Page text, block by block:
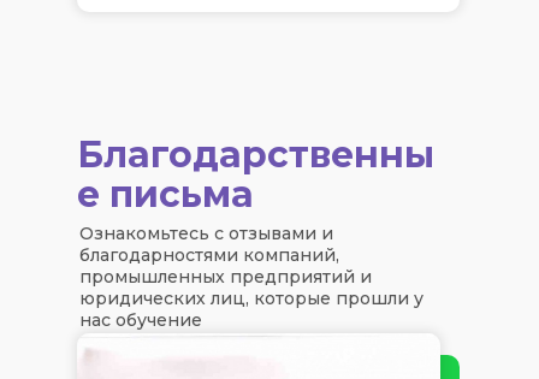
Благодарственны
е письма
Ознакомьтесь с отзывами и
благодарностями компаний,
промышленных предприятий и
юридических лиц, которые прошли у
нас обучение